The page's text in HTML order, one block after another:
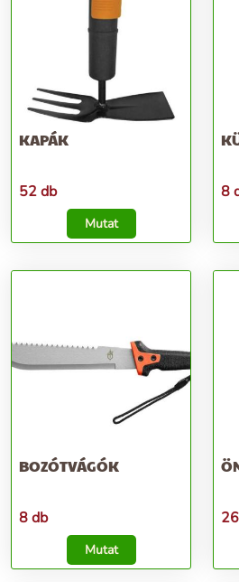
KAPÁK
52 db
Mutat
8
BOZÓTVÁGÓK
8 db
Mutat